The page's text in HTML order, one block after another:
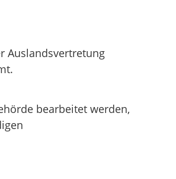
Auslandsvertretung
bearbeitet werden,